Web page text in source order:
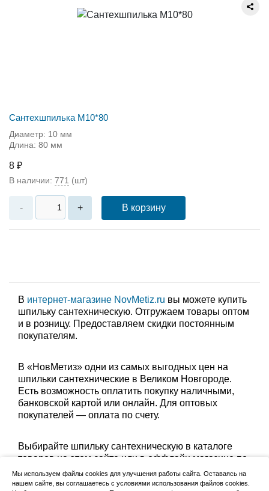
Сантехшпилька М10*80
Диаметр: 10 мм
Длина: 80 мм
8 ₽
В наличии: 771 (шт)
- + В корзину
В интернет-магазине NovMetiz.ru вы можете купить
шпильку сантехническую. Отгружаем товары оптом
и в розницу. Предоставляем скидки постоянным
покупателям.
В «НовМетиз» одни из самых выгодных цен на
шпильки сантехнические в Великом Новгороде.
Есть возможность оплатить покупку наличными,
банковской картой или онлайн. Для оптовых
покупателей — оплата по счету.
Выбирайте шпильку сантехническую в каталоге
товаров на этом сайте или в оффлайн магазине по
адресу: Великий Новгород, Сырковское шоссе, 8а
(по будням с 9:00 до 17:00, в субботу с 9:00 до
Мы используем файлы cookies для улучшения работы сайта. Оставаясь на
нашем сайте, вы соглашаетесь с условиями использования файлов cookies.